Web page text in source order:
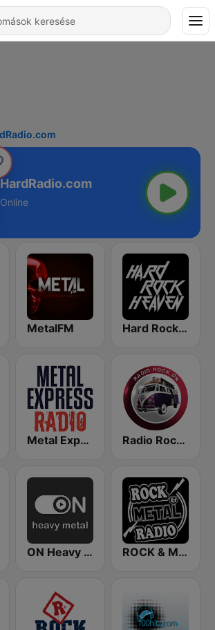
HardRadio.com
Online
MetalFM Hard Rock Heaven
Metal Express Radio Rock On
ON Heavy Metal ROCK & METAL